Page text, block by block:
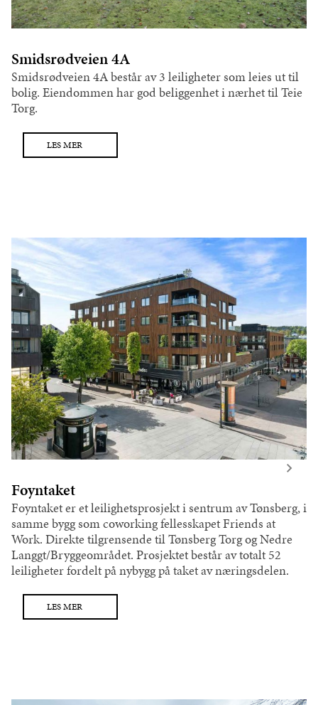
Smidsrødveien 4A
Smidsrødveien 4A består av 3 leiligheter som leies ut til
bolig. Eiendommen har god beliggenhet i nærhet til Teie
Torg.
LES MER
Foyntaket
Foyntaket er et leilighetsprosjekt i sentrum av Tønsberg, i
samme bygg som coworking fellesskapet Friends at
Work. Direkte tilgrensende til Tønsberg Torg og Nedre
Langgt/Bryggeområdet. Prosjektet består av totalt 52
leiligheter fordelt på nybygg på taket av næringsdelen.
LES MER